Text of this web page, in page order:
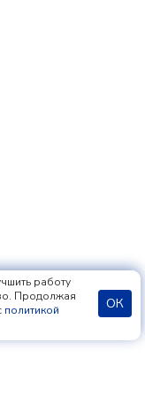
работу
Продолжая
политикой
ОК